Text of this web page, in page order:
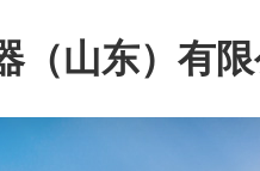
（山东）有